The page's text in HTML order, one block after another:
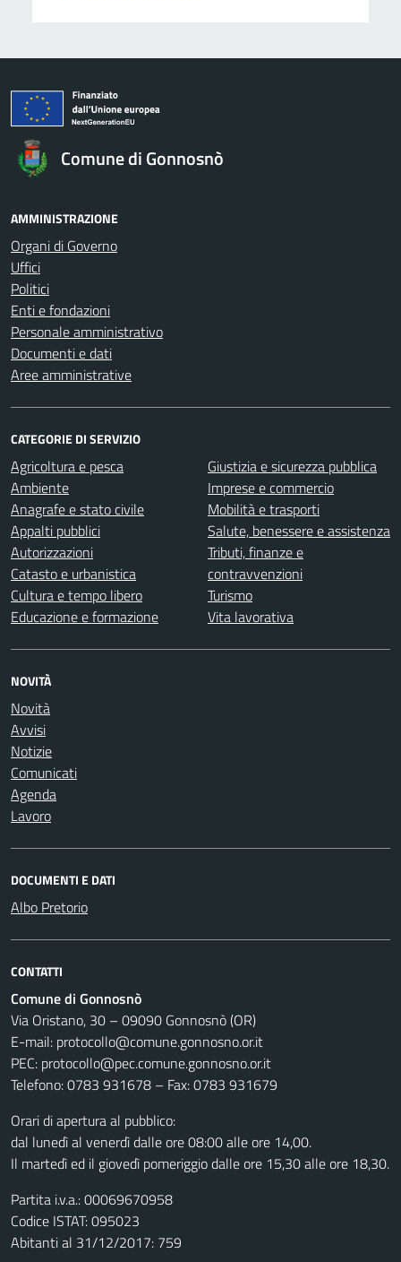
Comune di Gonnosnò
AMMINISTRAZIONE
Organi di Governo
Uffici
Politici
Enti e fondazioni
Personale amministrativo
Documenti e dati
Aree amministrative
CATEGORIE DI SERVIZIO
Agricoltura e pesca
Ambiente
Anagrafe e stato civile
Appalti pubblici
Autorizzazioni
Catasto e urbanistica
Cultura e tempo libero
Educazione e formazione
Giustizia e sicurezza pubblica
Imprese e commercio
Mobilità e trasporti
Salute, benessere e assistenza
Tributi, finanze e
contravvenzioni
Turismo
Vita lavorativa
NOVITÀ
Novità
Avvisi
Notizie
Comunicati
Agenda
Lavoro
DOCUMENTI E DATI
Albo Pretorio
CONTATTI
Comune di Gonnosnò
Via Oristano, 30 – 09090 Gonnosnò (OR)
E-mail: protocollo@comune.gonnosno.or.it
PEC: protocollo@pec.comune.gonnosno.or.it
Telefono: 0783 931678 – Fax: 0783 931679
Orari di apertura al pubblico:
dal lunedì al venerdì dalle ore 08:00 alle ore 14,00.
Il martedì ed il giovedì pomeriggio dalle ore 15,30 alle ore 18,30.
Partita i.v.a.: 00069670958
Codice ISTAT: 095023
Abitanti al 31/12/2017: 759